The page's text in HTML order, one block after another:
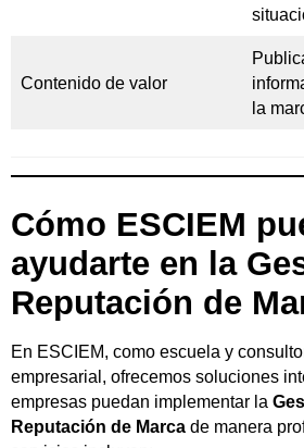
Contenido de valor
la
Cómo ESCIEM
ayudarte en la
Reputación de
En ESCIEM, como escuela y
empresarial, ofrecemos soluciones
empresas puedan implementar la
Reputación de Marca de manera